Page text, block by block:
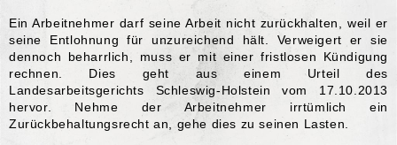
Ein Arbeitnehmer darf seine Arbeit nicht zurückhalten, weil er
seine Entlohnung für unzureichend hält. Verweigert er sie
dennoch beharrlich, muss er mit einer fristlosen Kündigung
rechnen. Dies geht aus einem Urteil des
Landesarbeitsgerichts Schleswig-Holstein vom 17.10.2013
hervor. Nehme der Arbeitnehmer irrtümlich ein
Zurückbehaltungsrecht an, gehe dies zu seinen Lasten.